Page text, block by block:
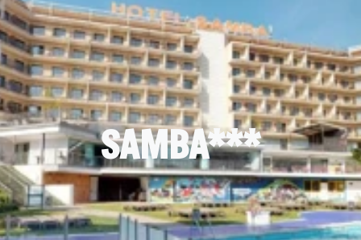
SAMBA***